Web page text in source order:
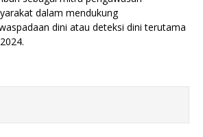
dalam mendukung
dini atau deteksi dini terutama